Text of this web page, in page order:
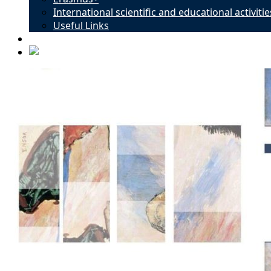
International scientific and educational
Useful Links